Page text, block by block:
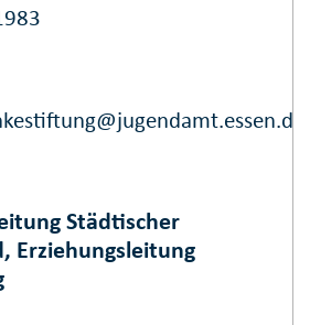
Städtischer
Erziehungsleitung